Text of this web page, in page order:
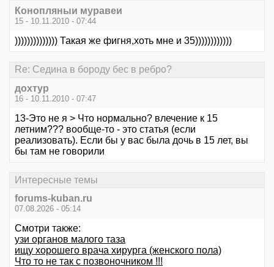
Конопляныи муравеи
15 - 10.11.2010 - 07:44
)))))))))))))) Такая же фигня,хоть мне и 35))))))))))))
Re: Седина в бороду бес в ребро?
дохтур
16 - 10.11.2010 - 07:47
13-Это не я > Что нормально? влечение к 15
летним??? вообще-то - это статья (если
реализовать). Если бы у вас была дочь в 15 лет, вы
бы там не говорили
Интересные темы
forums-kuban.ru
07.08.2026 - 05:14
Смотри также:
узи органов малого таза
ищу хорошего врача хирурга (женского пола)
Что то не так с позвоночником !!!